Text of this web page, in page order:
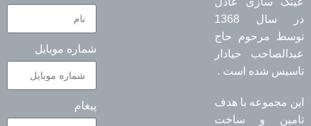
در سال 1368
توسط مرحوم حاج
عبدالصاحب حیادار
تاسیس شده است .
این مجموعه با هدف
تامین و ساخت
شماره موبایل
پیغام